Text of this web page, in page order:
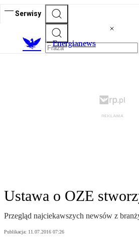
Serwisy
Energianews
Ustawa o OZE
Przegląd najciekawszych newsów z
Publikacja: 11.07.2016 07:26